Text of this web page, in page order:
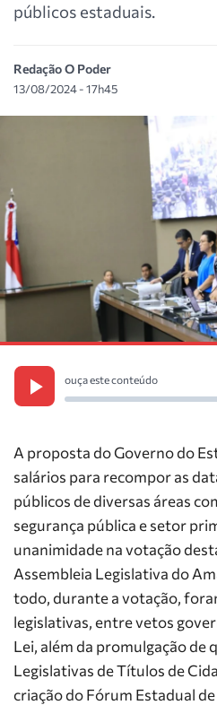
públicos estaduais.
Redação O Poder
13/08/2024 - 17h45
ouça este conteúdo
A proposta do Governo do
salários para recompor as
públicos de diversas áreas
segurança pública e setor
unanimidade na votação
Assembleia Legislativa do
todo, durante a votação,
legislativas, entre vetos
Lei, além da promulgação de
Legislativas de Títulos de
criação do Fórum Estadual